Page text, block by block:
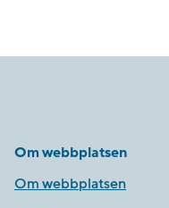
Om webbplatsen
Om webbplatsen